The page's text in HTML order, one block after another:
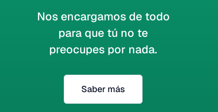
Nos encargamos de todo
para que tú no te
preocupes por nada.
Saber más